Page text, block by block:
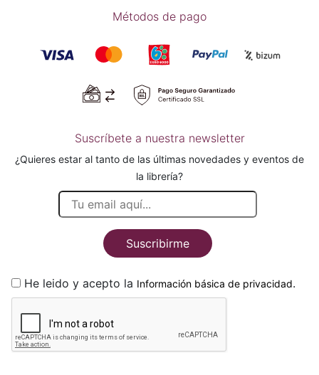
Métodos de pago
Suscríbete a nuestra newsletter
¿Quieres estar al tanto de las últimas novedades y eventos de
la librería?
Suscribirme
He leido y acepto la Información básica de privacidad.